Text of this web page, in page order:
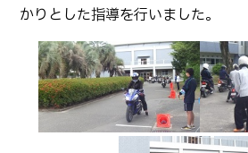
かりとした指導を行いました。
ル等
活動報告
ツ等
キャリア関係
情報
図書館
ア
その